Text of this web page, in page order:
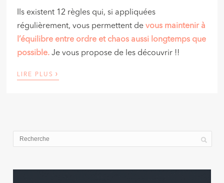
Ils existent 12 règles qui, si appliquées
régulièrement, vous permettent devous maintenir à
l’équilibre entre ordre et chaos aussi longtemps que
possible. Je vous propose de les découvrir !!
LIRE PLUS ›